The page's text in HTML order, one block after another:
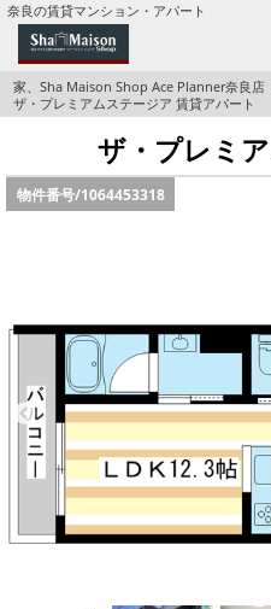
奈良の賃貸マンション・アパート
TOPページ
Foreigners welcome！
店長のおすすめ物件
積水ハウス Sha Maison
市)
積水ハウス Sha Maison
路線·駅から探す
家、Sha Maison Shop Ace Planner奈良店
ザ・プレミアムステージア 賃貸アパート
ザ・プレミ
物件番号/1064453318